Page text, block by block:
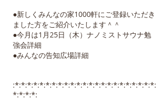
●新しくみんなの家1000軒にご登録いただき
ました方をご紹介いたします＾＾
●今月は1月25日（木）ナノミストサウナ勉
強会詳細
●みんなの告知広場詳細
:*:*:*:*:*:*:*:*:*:*:*:*:*:*:*:*:*:*:*:*:*:*:*:
*:*:*:*: